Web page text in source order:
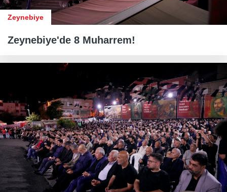
Zeynebiye
Zeynebiye'de 8 Muharrem!